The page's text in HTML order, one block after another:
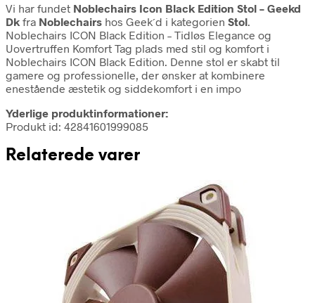
Vi har fundet Noblechairs Icon Black Edition Stol – Geekd
Dk fra Noblechairs hos Geek´d i kategorien Stol.
Noblechairs ICON Black Edition – Tidløs Elegance og
Uovertruffen Komfort Tag plads med stil og komfort i
Noblechairs ICON Black Edition. Denne stol er skabt til
gamere og professionelle, der ønsker at kombinere
enestående æstetik og siddekomfort i en impo
Yderlige produktinformationer:
Produkt id: 42841601999085
Relaterede varer